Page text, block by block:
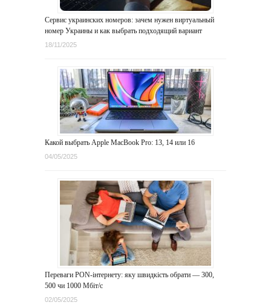
Сервис украинских номеров: зачем нужен виртуальный
номер Украины и как выбрать подходящий вариант
18/11/2025
Какой выбрать Apple MacBook Pro: 13, 14 или 16
04/05/2025
Переваги PON-інтернету: яку швидкість обрати — 300,
500 чи 1000 Мбіт/с
02/05/2025